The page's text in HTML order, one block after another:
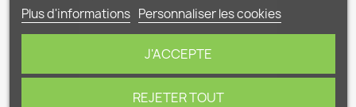
1 199,00 €
Plus d'informations Personnaliser les cookies
REJETER TOUT
J'ACCEPTE